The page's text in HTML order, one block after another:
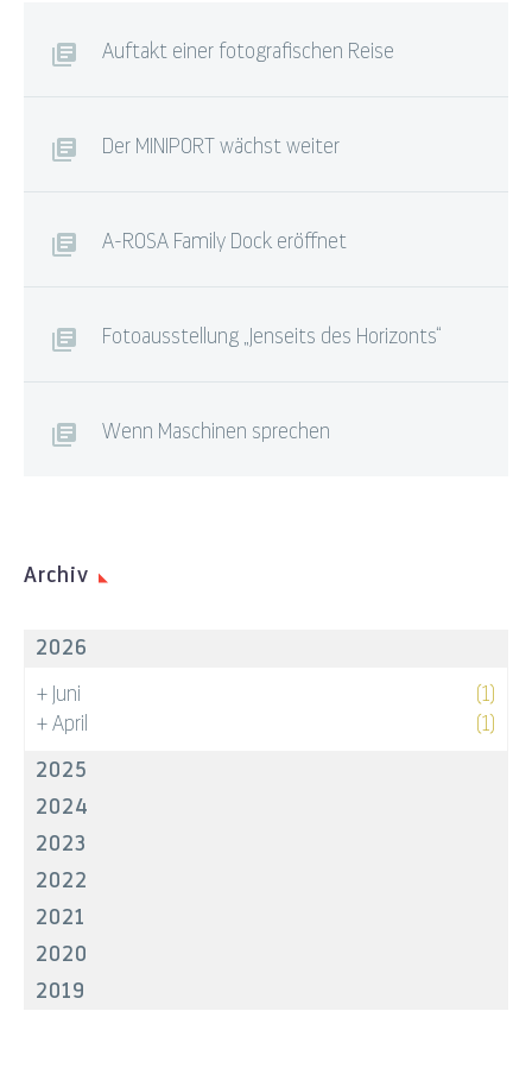
Auftakt einer fotografischen Reise
Der MINIPORT wächst weiter
A-ROSA Family Dock eröffnet
Fotoausstellung „Jenseits des Horizonts“
Wenn Maschinen sprechen
Archiv
2026
+ Juni
(1)
+April
(1)
2025
2024
2023
2022
2021
2020
2019